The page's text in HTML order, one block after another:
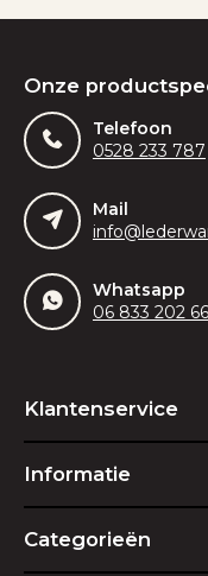
Onze
Telefoon
0528 233 787
Mail
Whatsapp
06 833 202 66
Klantenservice
Informatie
Categorieën